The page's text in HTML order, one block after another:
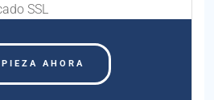
SSL
AHORA